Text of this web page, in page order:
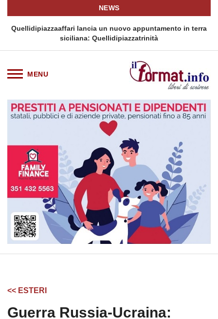
NEWS
Quellidipiazzaaffari lancia un nuovo appuntamento in terra
siciliana: Quellidipiazzatrinità
<< ESTERI
Guerra Russia-Ucraina: